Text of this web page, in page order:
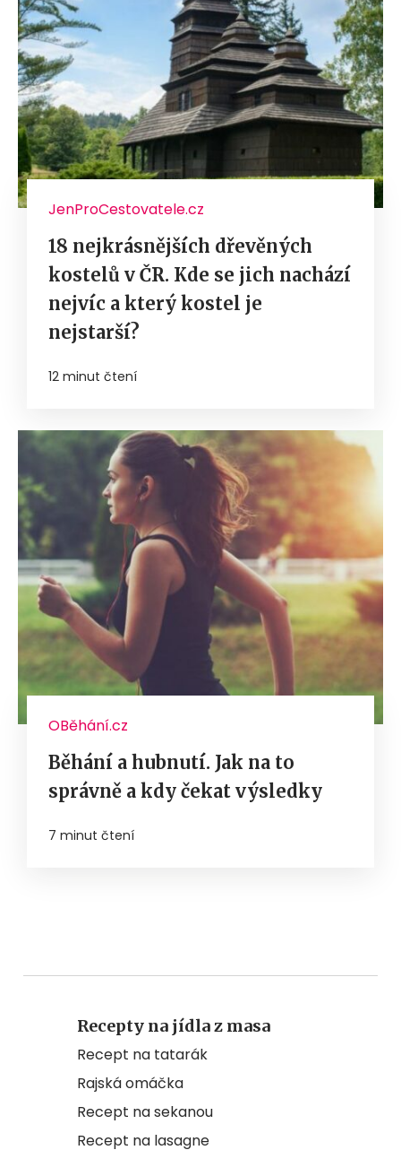
JenProCestovatele.cz
18 nejkrásnějších dřevěných
kostelů v ČR. Kde se jich nachází
nejvíc a který kostel je
nejstarší?
12 minut čtení
OBěhání.cz
Běhání a hubnutí. Jak na to
správně a kdy čekat výsledky
7 minut čtení
Recepty na jídla z masa
Recept na tatarák
Rajská omáčka
Recept na sekanou
Recept na lasagne